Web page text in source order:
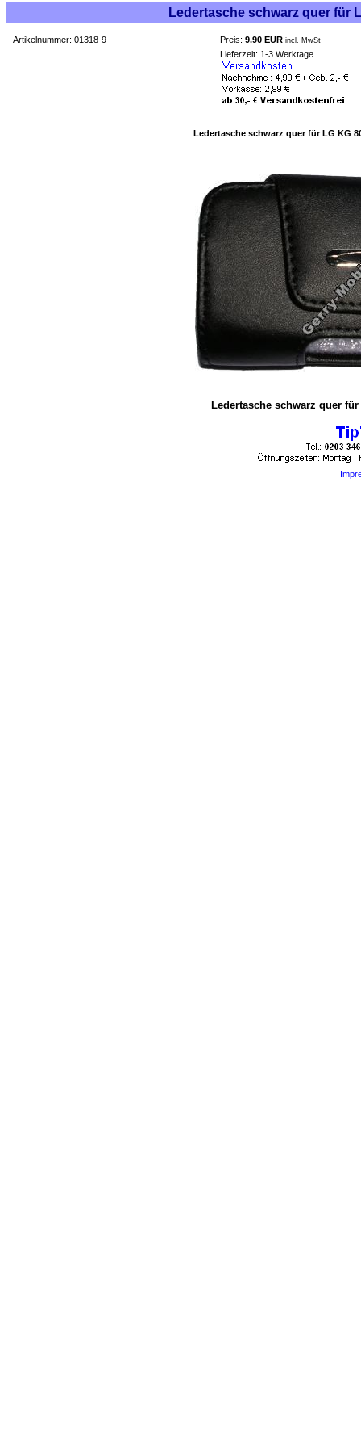
Ledertasche schwarz quer für
Artikelnummer: 01318-9 Preis: 9.90 EUR incl. MwSt
Lieferzeit: 1-3 Werktage
Ledertasche schwarz quer für LG KG
Ledertasche schwarz quer